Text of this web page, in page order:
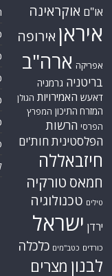
או"ם אוקראינה
איראן אירופה
אפריקה ארה"ב
בריטניה גרמניה
דאעש האמירויות הגולן
המזרח התיכון המפרץ
הפרסי הרשות
הפלסטיניתחות'ים
חיזבאללה
חמאס טורקיה
טילים טכנולוגיה
ירדן ישראל
כורדים כטב"מים כלכלה
לבנון מצרים